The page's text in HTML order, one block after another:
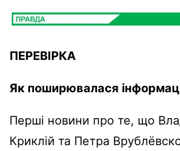
ПЕРЕВІРКА
Як поширювалася
Перші новини про те, що
Криклій та Петра